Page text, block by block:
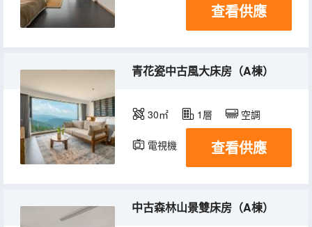
查看供應
青花瓷中古風大床房（A棟）
30㎡ 1層 空調
電視機 查看供應
中古森林山景雙床房（A棟）